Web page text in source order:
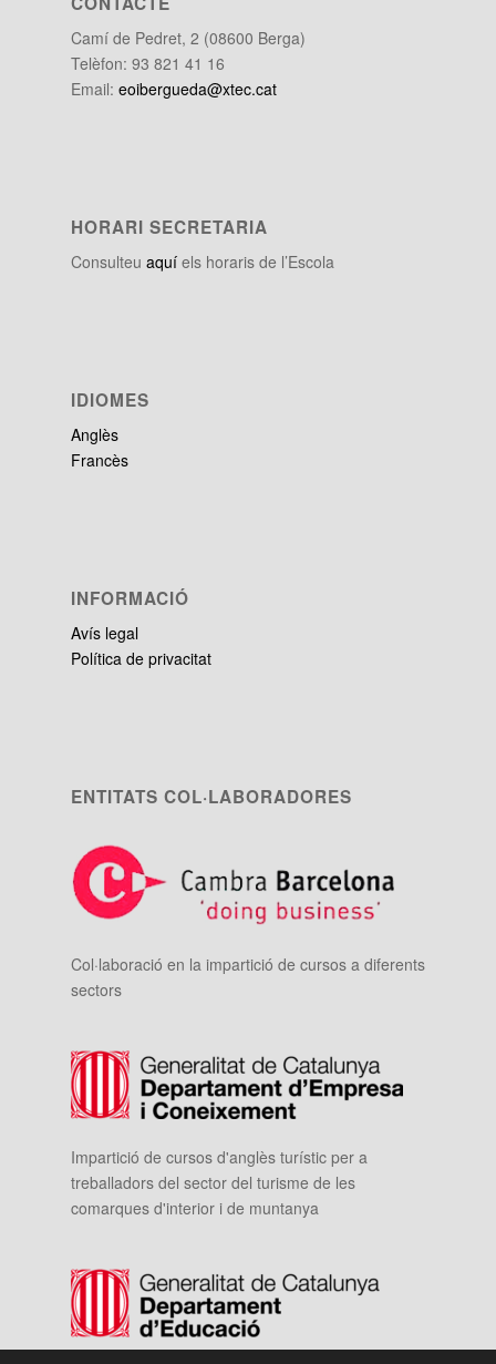
Camí de Pedret, 2 (08600 Berga)
Telèfon: 93 821 41 16
Email: eoibergueda@xtec.cat
HORARI SECRETARIA
Consulteu aquíels horaris de l’Escola
IDIOMES
Anglès
Francès
INFORMACIÓ
Avís legal
Política de privacitat
ENTITATS COL·LABORADORES
Col·laboració en la impartició de cursos a diferents
sectors
Impartició de cursos d'anglès turístic per a
treballadors del sector del turisme de les
comarques d'interior i de muntanya